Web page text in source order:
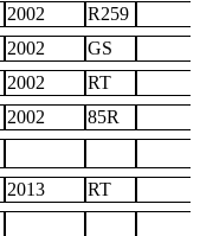
2002
R259
2002
GS
2002
RT
2002
85R
2013
RT